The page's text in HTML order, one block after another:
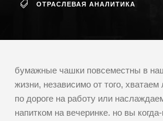
ОТРАСЛЕВАЯ АНАЛИТИКА
бумажные чашки повсеместны в
жизни, независимо от того,
по дороге на работу или
напитком на вечеринке. но вы